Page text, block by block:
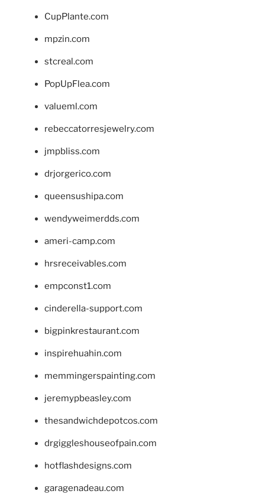
CupPlante.com
mpzin.com
stcreal.com
PopUpFlea.com
valueml.com
rebeccatorresjewelry.com
jmpbliss.com
drjorgerico.com
queensushipa.com
wendyweimerdds.com
ameri-camp.com
hrsreceivables.com
empconst1.com
cinderella-support.com
bigpinkrestaurant.com
inspirehuahin.com
memmingerspainting.com
jeremypbeasley.com
thesandwichdepotcos.com
drgiggleshouseofpain.com
hotflashdesigns.com
garagenadeau.com